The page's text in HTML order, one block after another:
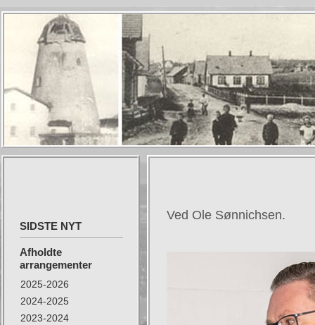
SIDSTE NYT
Afholdte
arrangementer
2025-2026
2024-2025
2023-2024
Ved Ole Sønnichsen.